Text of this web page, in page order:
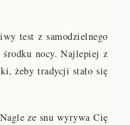
test z samodzielnego
nocy. Najlepiej z
żeby tradycji stało się
ze snu wyrywa Cię